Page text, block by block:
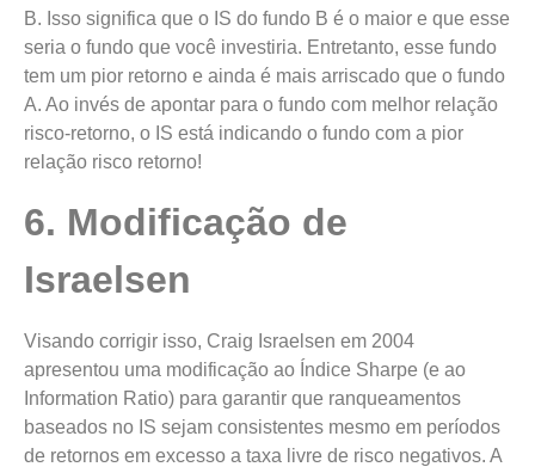
B. Isso significa que o IS do fundo B é o maior e que esse
seria o fundo que você investiria. Entretanto, esse fundo
tem um pior retorno e ainda é mais arriscado que o fundo
A. Ao invés de apontar para o fundo com melhor relação
risco-retorno, o IS está indicando o fundo com a pior
relação risco retorno!
6. Modificação de
Israelsen
Visando corrigir isso, Craig Israelsen em 2004
apresentou uma modificação ao Índice Sharpe (e ao
Information Ratio) para garantir que ranqueamentos
baseados no IS sejam consistentes mesmo em períodos
de retornos em excesso a taxa livre de risco negativos. A